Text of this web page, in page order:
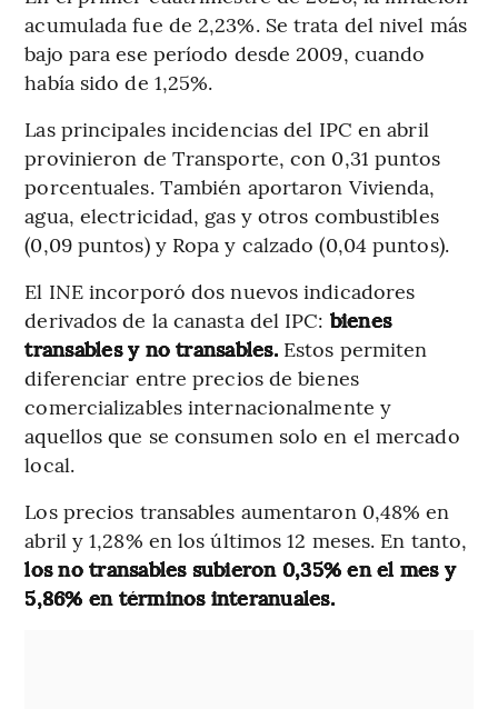
acumulada fue de 2,23%. Se trata del nivel más
bajo para ese período desde 2009, cuando
había sido de 1,25%.
Las principales incidencias del IPC en abril
provinieron de Transporte, con 0,31 puntos
porcentuales. También aportaron Vivienda,
agua, electricidad, gas y otros combustibles
(0,09 puntos) y Ropa y calzado (0,04 puntos).
El INE incorporó dos nuevos indicadores
derivados de la canasta del IPC: bienes
transables y no transables.Estos permiten
diferenciar entre precios de bienes
comercializables internacionalmente y
aquellos que se consumen solo en el mercado
local.
Los precios transables aumentaron 0,48% en
abril y 1,28% en los últimos 12 meses. En tanto,
los no transables subieron 0,35% en el mes y
5,86% en términos interanuales.